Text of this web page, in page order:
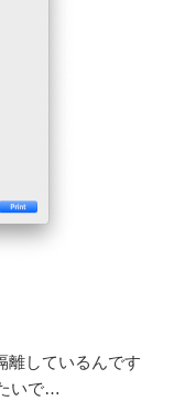
離しているんです
いで…